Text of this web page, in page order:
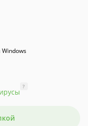
Windows
?